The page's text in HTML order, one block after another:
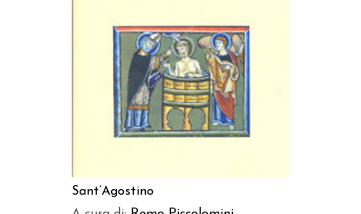
Sant’Agostino